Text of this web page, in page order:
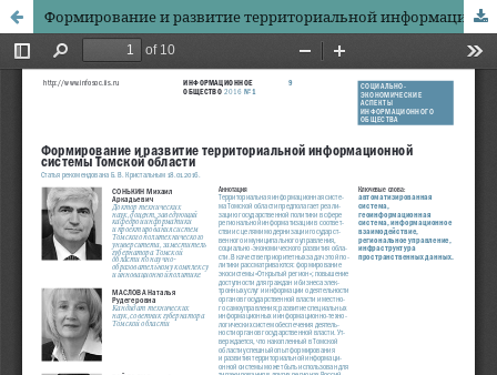
Формирование и развитие территориальной информационной системы Томской области